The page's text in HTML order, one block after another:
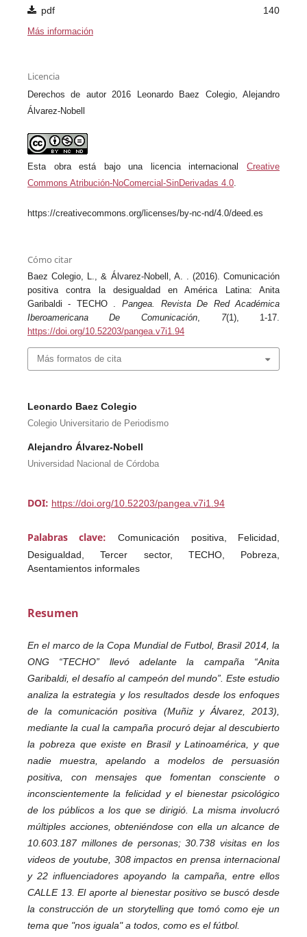
Leonardo Baez Colegio
Colegio Universitario de Periodismo
Alejandro Álvarez-Nobell
Universidad Nacional de Córdoba
DOI: https://doi.org/10.52203/pangea.v7i1.94
Palabras clave: Comunicación positiva, Felicidad,
Desigualdad, Tercer sector, TECHO, Pobreza,
Asentamientos informales
Resumen
En el marco de la Copa Mundial de Futbol, Brasil 2014, la
ONG “TECHO” llevó adelante la campaña “Anita
Garibaldi, el desafío al campeón del mundo”. Este estudio
analiza la estrategia y los resultados desde los enfoques
de la comunicación positiva (Muñiz y Álvarez, 2013),
mediante la cual la campaña procuró dejar al descubierto
la pobreza que existe en Brasil y Latinoamérica, y que
nadie muestra, apelando a modelos de persuasión
positiva, con mensajes que fomentan consciente o
inconscientemente la felicidad y el bienestar psicológico
de los públicos a los que se dirigió. La misma involucró
múltiples acciones, obteniéndose con ella un alcance de
10.603.187 millones de personas; 30.738 visitas en los
videos de youtube, 308 impactos en prensa internacional
y 22 influenciadores apoyando la campaña, entre ellos
CALLE 13. El aporte al bienestar positivo se buscó desde
la construcción de un storytelling que tomó como eje un
tema que "nos iguala" a todos, como es el fútbol.
pdf
140
Más información
Licencia
Derechos de autor 2016 Leonardo Baez Colegio, Alejandro
Álvarez-Nobell
Esta obra está bajo una licencia internacionalCreative
Commons Atribución-NoComercial-SinDerivadas 4.0.
https://creativecommons.org/licenses/by-nc-nd/4.0/deed.es
Cómo citar
Baez Colegio, L., & Álvarez-Nobell, A. . (2016). Comunicación
positiva contra la desigualdad en América Latina: Anita
Garibaldi - TECHO . Pangea. Revista De Red Académica
Iberoamericana De Comunicación
7(1), 1-17.
https://doi.org/10.52203/pangea.v7i1.94
Más formatos de cita